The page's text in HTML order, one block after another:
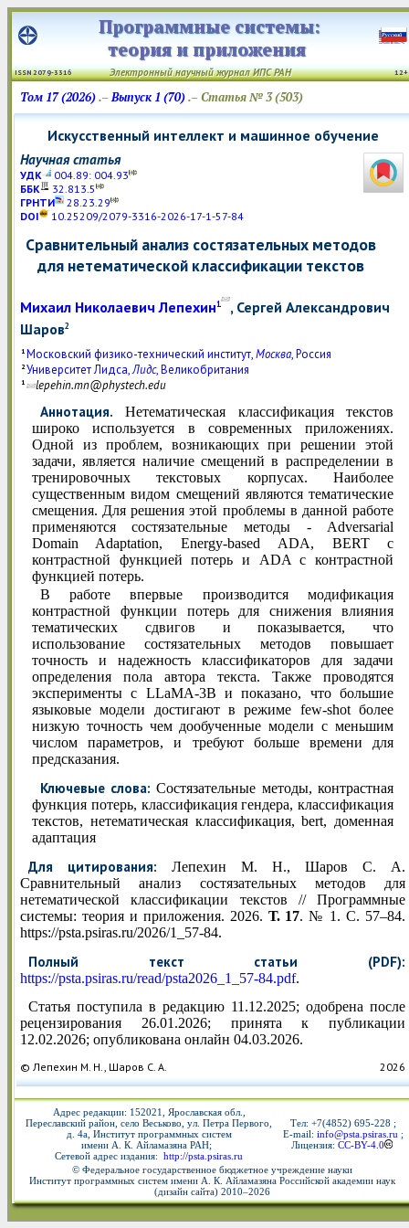
Программные системы:
теория и приложения
ISSN 2079-3316 Электронный научныйжурналИПСРАН
Том 17 (2026).–Выпуск 1 (70).– Статья № 3 (503)
Искусственный интеллект и машинное обучение
Научная статья
УДК
004.89: 004.93
ББК
32.813.5
ГРНТИ
28.23.29
DOI
10.25209/2079-3316-2026-17-1-57-84
Сравнительный анализ состязательных методов
для нетематической классификации текстов
Михаил Николаевич Лепехин1
, Сергей Александрович
Шаров2
1 Московский физико-технический институт,Москва, Россия
2 Университет Лидса,Лидс, Великобритания
1 lepehin.mn@phystech.edu
Аннотация. Нетематическая классификация текстов
широко используется в современных приложениях.
Одной из проблем, возникающих при решении этой
задачи, является наличие смещений в распределении в
тренировочных текстовых корпусах. Наиболее
существенным видом смещений являются тематические
смещения. Для решения этой проблемы в данной работе
применяются состязательные методы - Adversarial
Domain Adaptation, Energy-based ADA, BERT с
контрастной функцией потерь и ADA с контрастной
функцией потерь.
В работе впервые производится модификация
контрастной функции потерь для снижения влияния
тематических сдвигов и показывается, что
использование состязательных методов повышает
точность и надежность классификаторов для задачи
определения пола автора текста. Также проводятся
эксперименты с LLaMA-3B и показано, что большие
языковые модели достигают в режиме few-shot более
низкую точность чем дообученные модели с меньшим
числом параметров, и требуют больше времени для
предсказания.
Ключевые слова: Состязательные методы, контрастная
функция потерь, классификация гендера, классификация
текстов, нетематическая классификация, bert, доменная
адаптация
Для цитирования: Лепехин М. Н., Шаров С. А.
Сравнительный анализ состязательных методов для
нетематической классификации текстов // Программные
системы: теория и приложения. 2026. Т. 17. № 1. С. 57–84.
https://psta.psiras.ru/2026/1_57-84.
Полный текст статьи (PDF):
https://psta.psiras.ru/read/psta2026_1_57-84.pdf.
Статья поступила в редакцию 11.12.2025; одобрена после
рецензирования 26.01.2026; принята к публикации
12.02.2026; опубликована онлайн 04.03.2026.
© Лепехин М. Н., Шаров С. А. 2026
Адрес редакции: 152021, Ярославская обл.,
Переславский район, село Веськово, ул. Петра Первого,
д. 4а, Институт программных систем
имени А. К. Айламазяна РАН;
Сетевой адрес издания: http://psta.psiras.ru
Тел: +7(4852) 695-228 ;
E-mail: info@psta.psiras.ru ;
Лицензия: CC-BY-4.0
© Федеральное государственное бюджетное учреждение науки
Институт программных систем имени А. К. Айламазяна Российской академии наук
(дизайн сайта) 2010–2026